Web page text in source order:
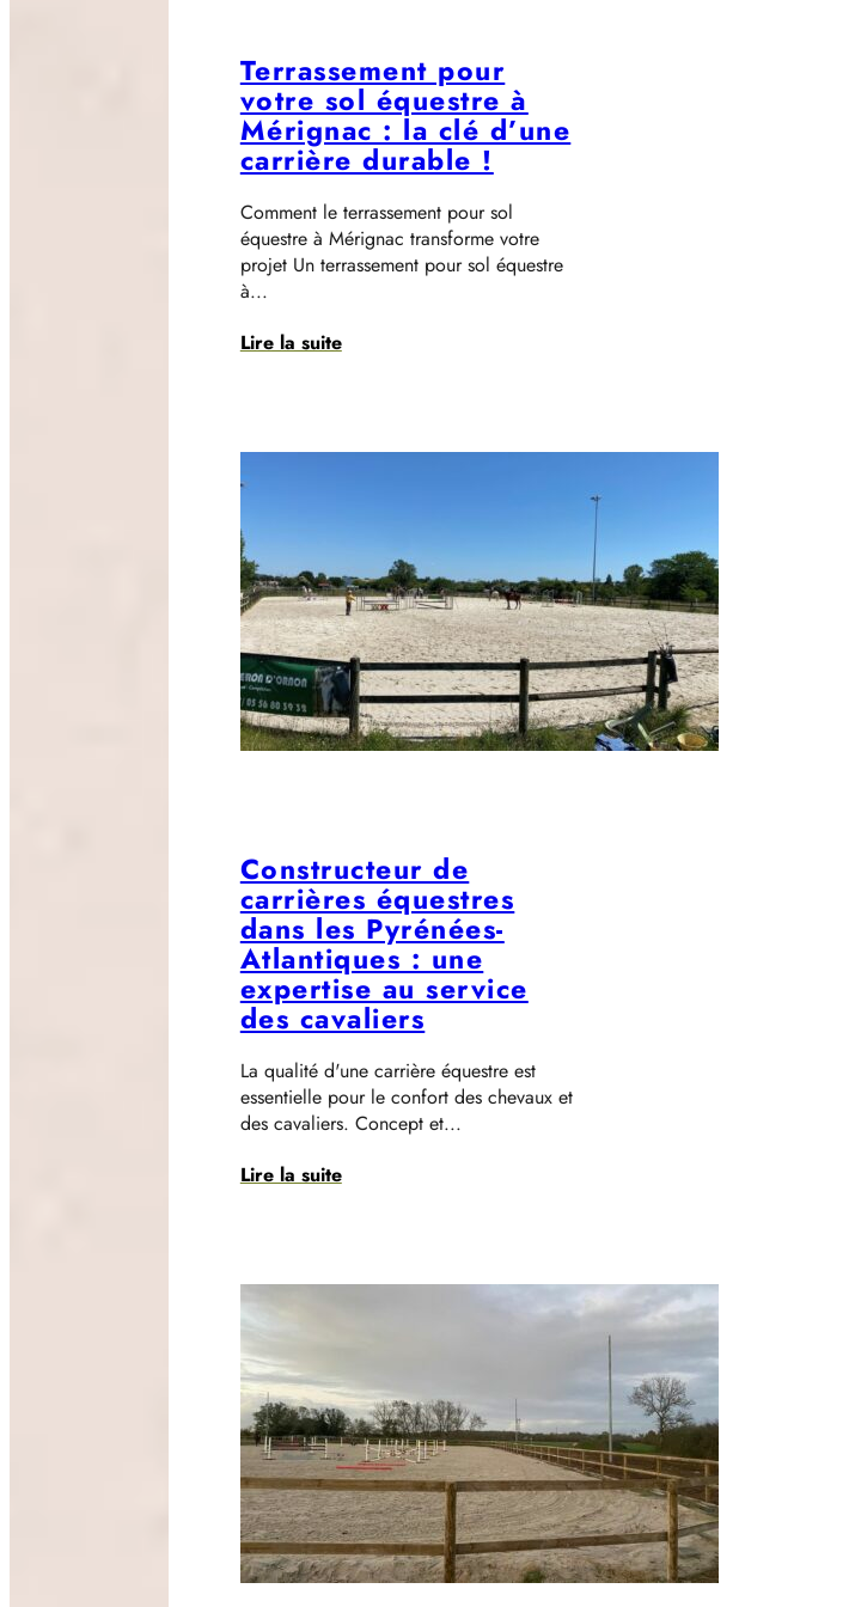
Terrassement pour
votre sol équestre à
Mérignac : la clé d’une
carrière durable !
Comment le terrassement pour sol
équestre à Mérignac transforme votre
projet Un terrassement pour sol équestre
à...
Lire la suite
Constructeur de
carrières équestres
dans les Pyrénées-
Atlantiques : une
expertise au service
des cavaliers
La qualité d'une carrière équestre est
essentielle pour le confort des chevaux et
des cavaliers. Concept et...
Lire la suite